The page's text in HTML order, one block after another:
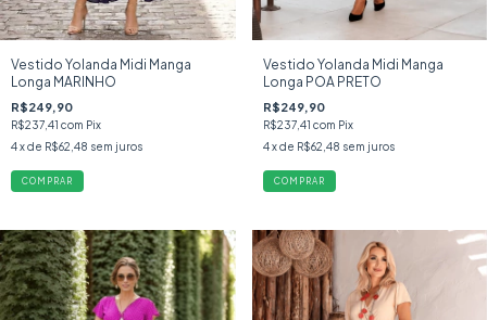
Vestido Yolanda Midi Manga
Longa MARINHO
R$249,90
R$237,41 com Pix
4x de R$62,48 sem juros
COMPRAR
Vestido Yolanda Midi Manga
Longa POA PRETO
R$249,90
R$237,41 com Pix
4 x de R$62,48 sem juros
COMPRAR